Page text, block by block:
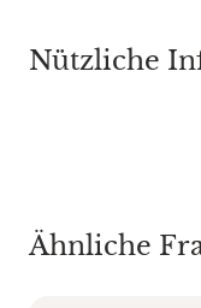
Nützliche
Ähnliche